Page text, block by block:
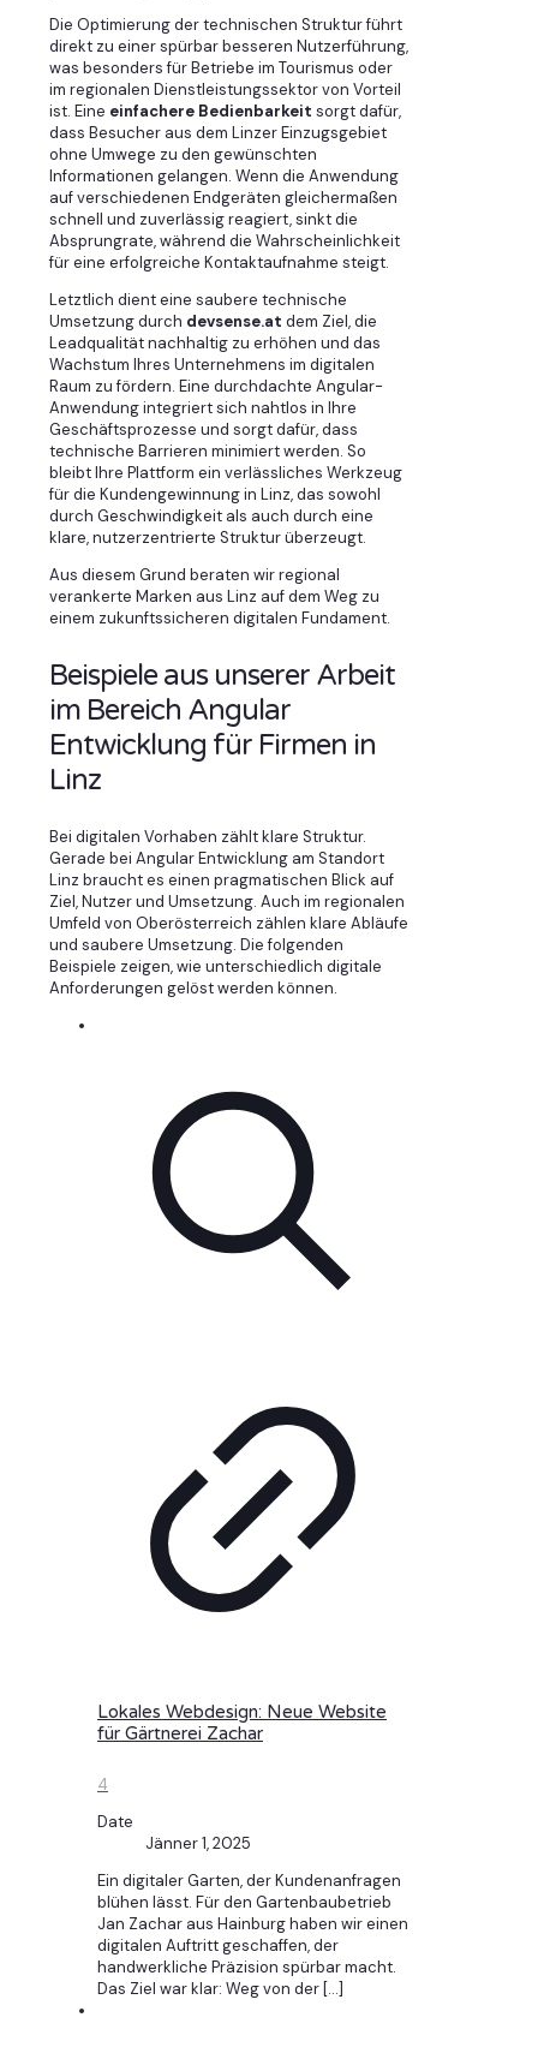
Die Optimierung der technischen Struktur führt
direkt zu einer spürbar besseren Nutzerführung,
was besonders für Betriebe im Tourismus oder
im regionalen Dienstleistungssektor von Vorteil
ist. Eine einfachere Bedienbarkeit sorgt dafür,
dass Besucher aus dem Linzer Einzugsgebiet
ohne Umwege zu den gewünschten
Informationen gelangen. Wenn die Anwendung
auf verschiedenen Endgeräten gleichermaßen
schnell und zuverlässig reagiert, sinkt die
Absprungrate, während die Wahrscheinlichkeit
für eine erfolgreiche Kontaktaufnahme steigt.
Letztlich dient eine saubere technische
Umsetzung durch devsense.at dem Ziel, die
Leadqualität nachhaltig zu erhöhen und das
Wachstum Ihres Unternehmens im digitalen
Raum zu fördern. Eine durchdachte Angular-
Anwendung integriert sich nahtlos in Ihre
Geschäftsprozesse und sorgt dafür, dass
technische Barrieren minimiert werden. So
bleibt Ihre Plattform ein verlässliches Werkzeug
für die Kundengewinnung in Linz, das sowohl
durch Geschwindigkeit als auch durch eine
klare, nutzerzentrierte Struktur überzeugt.
Aus diesem Grund beraten wir regional
verankerte Marken aus Linz auf dem Weg zu
einem zukunftssicheren digitalen Fundament.
Beispiele aus unserer Arbeit
im Bereich Angular
Entwicklung für Firmen in
Linz
Bei digitalen Vorhaben zählt klare Struktur.
Gerade bei Angular Entwicklung am Standort
Linz braucht es einen pragmatischen Blick auf
Ziel, Nutzer und Umsetzung. Auch im regionalen
Umfeld von Oberösterreich zählen klare Abläufe
und saubere Umsetzung. Die folgenden
Beispiele zeigen, wie unterschiedlich digitale
Anforderungen gelöst werden können.
Lokales Webdesign: Neue Website
für Gärtnerei Zachar
4
Date
Jänner 1, 2025
Ein digitaler Garten, der Kundenanfragen
blühen lässt. Für den Gartenbaubetrieb
Jan Zachar aus Hainburg haben wir einen
digitalen Auftritt geschaffen, der
handwerkliche Präzision spürbar macht.
Das Ziel war klar: Weg von der […]